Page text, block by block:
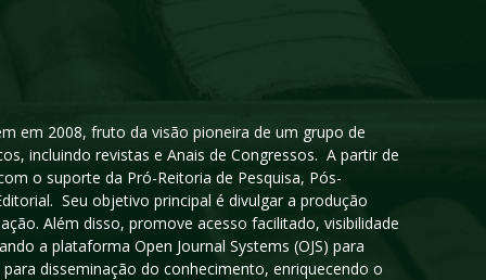
em 2008, fruto da visão pioneira de um grupo de
incluindo revistas e Anais de Congressos. A partir de
o suporte da Pró-Reitoria de Pesquisa, Pós-
Seu objetivo principal é divulgar a produção
Além disso, promove acesso facilitado, visibilidade
a plataforma Open Journal Systems (OJS) para
disseminação do conhecimento, enriquecendo o